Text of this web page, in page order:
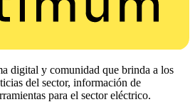
digital y comunidad que brinda a los
del sector, información de
para el sector eléctrico.